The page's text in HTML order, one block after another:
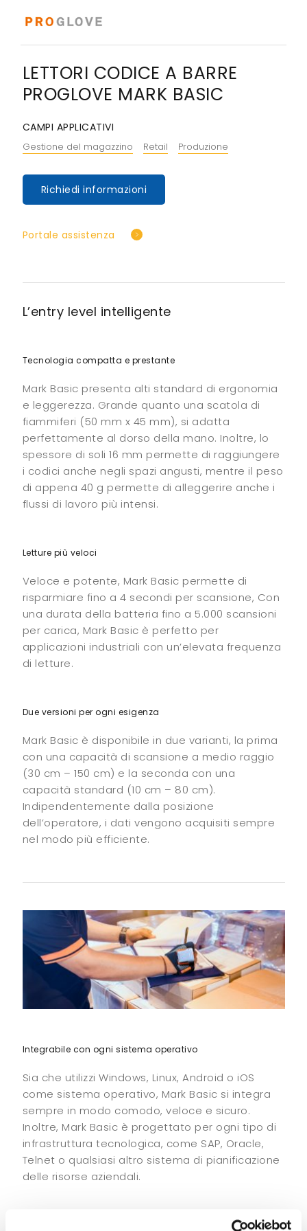
LETTORI CODICE A BARRE
PROGLOVE MARK BASIC
CAMPI APPLICATIVI
Gestione del magazzino Retail Produzione
Richiedi informazioni
Portale assistenza
L’entry level intelligente
Tecnologia compatta e prestante
Mark Basic presenta alti standard di ergonomia
e leggerezza. Grande quanto una scatola di
fiammiferi (50 mm x 45 mm), si adatta
perfettamente al dorso della mano. Inoltre, lo
spessore di soli 16 mm permette di raggiungere
i codici anche negli spazi angusti, mentre il peso
di appena 40 g permette di alleggerire anche i
flussi di lavoro più intensi.
Letture più veloci
Veloce e potente, Mark Basic permette di
risparmiare fino a 4 secondi per scansione, Con
una durata della batteria fino a 5.000 scansioni
per carica, Mark Basic è perfetto per
applicazioni industriali con un’elevata frequenza
di letture.
Due versioni per ogni esigenza
Mark Basic è disponibile in due varianti, la prima
con una capacità di scansione a medio raggio
(30 cm – 150 cm) e la seconda con una
capacità standard (10 cm – 80 cm).
Indipendentemente dalla posizione
dell’operatore, i dati vengono acquisiti sempre
nel modo più efficiente.
Integrabile con ogni sistema operativo
Sia che utilizzi Windows, Linux, Android o iOS
come sistema operativo, Mark Basic si integra
sempre in modo comodo, veloce e sicuro.
Inoltre, Mark Basic è progettato per ogni tipo di
infrastruttura tecnologica, come SAP, Oracle,
Telnet o qualsiasi altro sistema di pianificazione
delle risorse aziendali.